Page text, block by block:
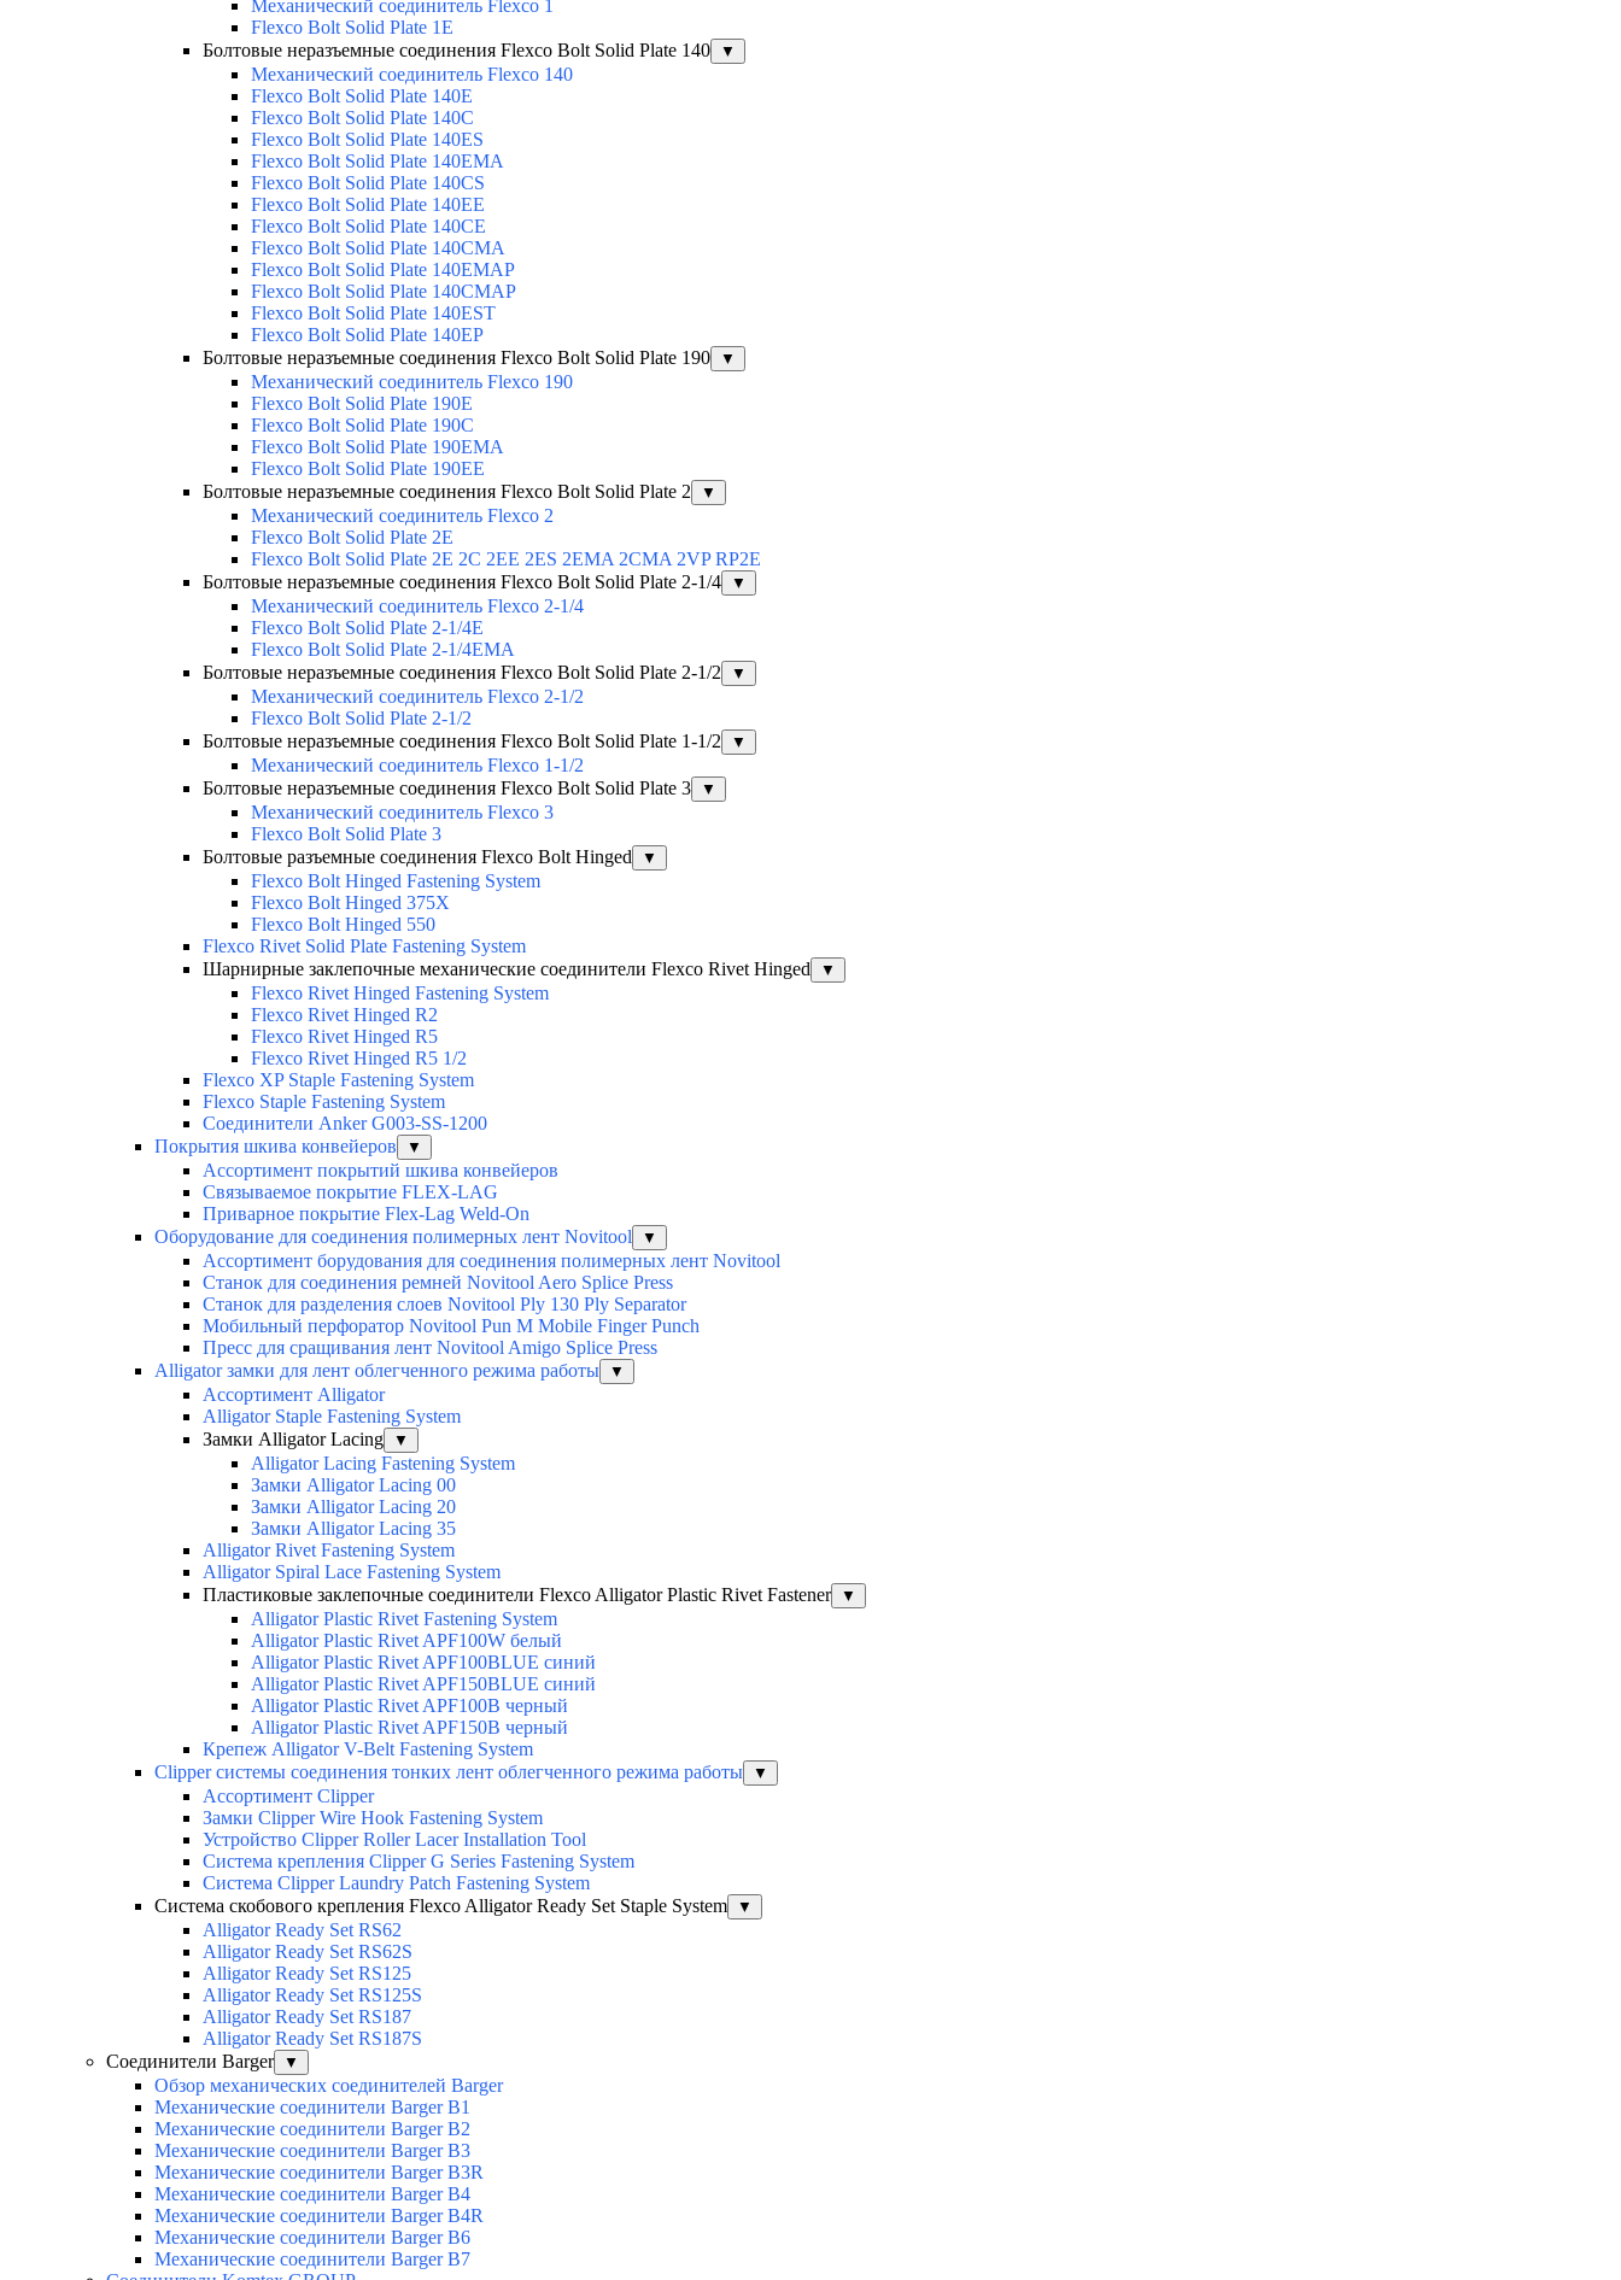
Механический соединитель Flexco 1
Flexco Bolt Solid Plate 1E
Болтовые неразъемные соединения Flexco Bolt Solid Plate 140
▼
Механический соединитель Flexco 140
Flexco Bolt Solid Plate 140E
Flexco Bolt Solid Plate 140C
Flexco Bolt Solid Plate 140ES
Flexco Bolt Solid Plate 140EMA
Flexco Bolt Solid Plate 140CS
Flexco Bolt Solid Plate 140EE
Flexco Bolt Solid Plate 140CE
Flexco Bolt Solid Plate 140CMA
Flexco Bolt Solid Plate 140EMAP
Flexco Bolt Solid Plate 140CMAP
Flexco Bolt Solid Plate 140EST
Flexco Bolt Solid Plate 140EP
Болтовые неразъемные соединения Flexco Bolt Solid Plate 190
▼
Механический соединитель Flexco 190
Flexco Bolt Solid Plate 190E
Flexco Bolt Solid Plate 190C
Flexco Bolt Solid Plate 190EMA
Flexco Bolt Solid Plate 190EE
Болтовые неразъемные соединения Flexco Bolt Solid Plate 2
▼
Механический соединитель Flexco 2
Flexco Bolt Solid Plate 2E
Flexco Bolt Solid Plate 2Е 2С 2ЕЕ 2ES 2EMA 2CMA 2VP RP2E
Болтовые неразъемные соединения Flexco Bolt Solid Plate 2-1/4
▼
Механический соединитель Flexco 2-1/4
Flexco Bolt Solid Plate 2-1/4E
Flexco Bolt Solid Plate 2-1/4EMA
Болтовые неразъемные соединения Flexco Bolt Solid Plate 2-1/2
▼
Механический соединитель Flexco 2-1/2
Flexco Bolt Solid Plate 2-1/2
Болтовые неразъемные соединения Flexco Bolt Solid Plate 1-1/2
▼
Механический соединитель Flexco 1-1/2
Болтовые неразъемные соединения Flexco Bolt Solid Plate 3
▼
Механический соединитель Flexco 3
Flexco Bolt Solid Plate 3
Болтовые разъемные соединения Flexco Bolt Hinged
▼
Flexco Bolt Hinged Fastening System
Flexco Bolt Hinged 375X
Flexco Bolt Hinged 550
Flexco Rivet Solid Plate Fastening System
Шарнирные заклепочные механические соединители Flexco Rivet Hinged
▼
Flexco Rivet Hinged Fastening System
Flexco Rivet Hinged R2
Flexco Rivet Hinged R5
Flexco Rivet Hinged R5 1/2
Flexco XP Staple Fastening System
Flexco Staple Fastening System
Соединители Anker G003-SS-1200
Покрытия шкива конвейеров
▼
Ассортимент покрытий шкива конвейеров
Связываемое покрытие FLEX-LAG
Приварное покрытие Flex-Lag Weld-On
Оборудование для соединения полимерных лент Novitool
▼
Ассортимент борудования для соединения полимерных лент Novitool
Станок для соединения ремней Novitool Aero Splice Press
Станок для разделения слоев Novitool Ply 130 Ply Separator
Мобильный перфоратор Novitool Pun M Mobile Finger Punch
Пресс для сращивания лент Novitool Amigo Splice Press
Alligator замки для лент облегченного режима работы
▼
Ассортимент Alligator
Alligator Staple Fastening System
Замки Alligator Lacing
▼
Alligator Lacing Fastening System
Замки Alligator Lacing 00
Замки Alligator Lacing 20
Замки Alligator Lacing 35
Alligator Rivet Fastening System
Alligator Spiral Lace Fastening System
Пластиковые заклепочные соединители Flexco Alligator Plastic Rivet Fastener
▼
Alligator Plastic Rivet Fastening System
Alligator Plastic Rivet APF100W белый
Alligator Plastic Rivet APF100BLUE синий
Alligator Plastic Rivet APF150BLUE синий
Alligator Plastic Rivet APF100B черный
Alligator Plastic Rivet APF150B черный
Крепеж Alligator V-Belt Fastening System
Clipper системы соединения тонких лент облегченного режима работы
▼
Ассортимент Clipper
Замки Clipper Wire Hook Fastening System
Устройство Clipper Roller Lacer Installation Tool
Система крепления Clipper G Series Fastening System
Система Clipper Laundry Patch Fastening System
Система скобового крепления Flexco Alligator Ready Set Staple System
▼
Alligator Ready Set RS62
Alligator Ready Set RS62S
Alligator Ready Set RS125
Alligator Ready Set RS125S
Alligator Ready Set RS187
Alligator Ready Set RS187S
Соединители Barger
▼
Обзор механических соединителей Barger
Механические соединители Barger B1
Механические соединители Barger B2
Механические соединители Barger B3
Механические соединители Barger B3R
Механические соединители Barger B4
Механические соединители Barger B4R
Механические соединители Barger B6
Механические соединители Barger B7